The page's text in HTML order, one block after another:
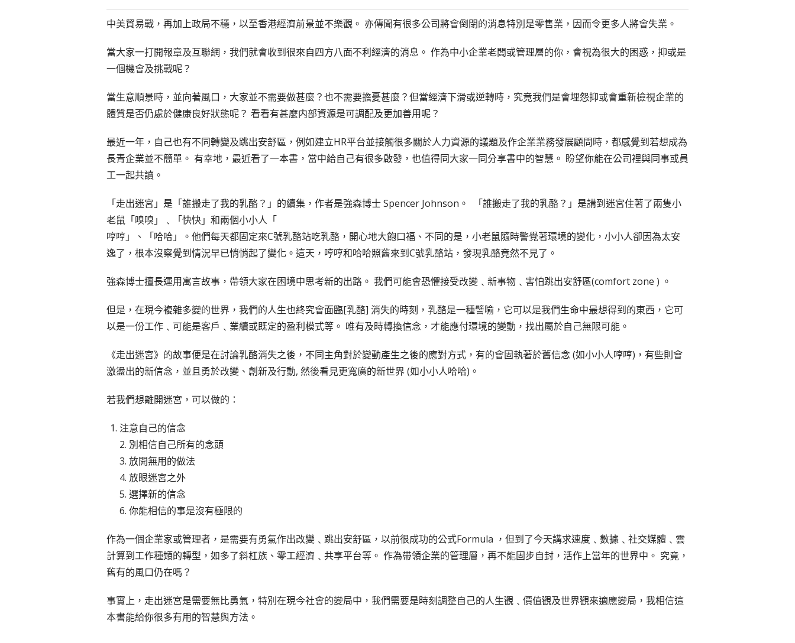
中美貿易戰 ，再加上政局不穩，以至香港經濟前景並不樂觀。 亦傳聞有很多公司將會倒閉的消息特別是零售業，因而令更多人將會失業。
當大家一打開報章及互聯網，我們就會收到很來自四方八面不利經濟的消息。 作為中小企業老闆或管理層的你，會視為很大的困惑，抑或是
一個機會及挑戰呢？
當生意順景時，並向著風口，大家並不需要做甚麼？也不需要擔憂甚麼？但當經濟下滑或逆轉時，究竟我們是會埋怨抑或會重新檢視企業的
體質是否仍處於健康良好狀態呢？ 看看有甚麼内部資源是可調配及更加善用呢？
最近一年，自己也有不同轉變及跳出安舒區，例如建立HR平台並接觸很多關於人力資源的議題及作企業業務發展顧問時，都感覺到若想成為
長青企業並不簡單。 有幸地，最近看了一本書，當中給自己有很多啟發，也值得同大家一同分享書中的智慧。 盼望你能在公司裡與同事或員
工一起共讀。
「走出迷宮」是「誰搬走了我的乳酪？」的續集，作者是強森博士 Spencer Johnson。 「誰搬走了我的乳酪？」是講到迷宮住著了兩隻小
老鼠「嗅嗅」﹑「快快」和兩個小小人「
哼哼」、「哈哈」。他們每天都固定來C號乳酪站吃乳酪，開心地大飽口福、不同的是，小老鼠隨時警覺著環境的變化，小小人卻因為太安
逸了，根本沒察覺到情況早已悄悄起了變化。這天，哼哼和哈哈照舊來到C號乳酪站，發現乳酪竟然不見了。
強森博士擅長運用寓言故事，帶領大家在困境中思考新的出路。 我們可能會恐懼接受改變﹑新事物﹑害怕跳出安舒區(comfort zone ) 。
但是，在現今複雜多變的世界，我們的人生也終究會面臨[乳酪] 消失的時刻，乳酪是一種譬喻，它可以是我們生命中最想得到的東西，它可
以是一份工作﹑可能是客戶﹑業續或既定的盈利模式等。 唯有及時轉換信念，才能應付環境的變動，找出屬於自己無限可能。
《走出迷宮》的故事便是在討論乳酪消失之後，不同主角對於變動產生之後的應對方式，有的會固執著於舊信念 (如小小人哼哼)，有些則會
激盪出的新信念，並且勇於改變、創新及行動, 然後看見更寬廣的新世界 (如小小人哈哈)。
若我們想離開迷宮，可以做的：
注意自己的信念
2. 別相信自己所有的念頭
3. 放開無用的做法
4. 放眼迷宮之外
5. 選擇新的信念
6. 你能相信的事是沒有極限的
作為一個企業家或管理者，是需要有勇氣作出改變﹑跳出安舒區，以前很成功的公式Formula ，但到了今天講求速度﹑數據﹑社交媒體﹑雲
計算到工作種類的轉型，如多了斜杠族、零工經濟﹑共享平台等。 作為帶領企業的管理層，再不能固步自封，活作上當年的世界中。 究竟，
舊有的風口仍在嗎？
事實上，走出迷宮是需要無比勇氣，特別在現今社會的變局中，我們需要是時刻調整自己的人生觀﹑價值觀及世界觀來適應變局，我相信這
本書能給你很多有用的智慧與方法。